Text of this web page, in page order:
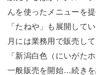
んを使ったメニューを
「たねや」も展開して
月には業務用で販売し
「新潟白色（にいがた
一般販売を開始…続きを